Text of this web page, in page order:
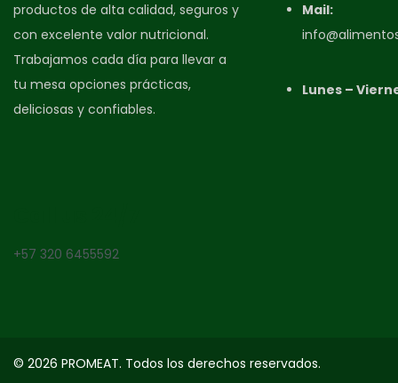
productos de alta calidad, seguros y
con excelente valor nutricional.
Trabajamos cada día para llevar a
tu mesa opciones prácticas,
deliciosas y confiables.
+57 320 6455592
Mail:
Lunes –
© 2026 PROMEAT. Todos los derechos reservados.